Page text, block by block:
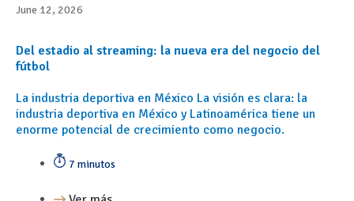
June 12, 2026
Del estadio al streaming: la nueva era del negocio del
fútbol
La industria deportiva en México La visión es clara: la
industria deportiva en México y Latinoamérica tiene un
enorme potencial de crecimiento como negocio.
7 minutos